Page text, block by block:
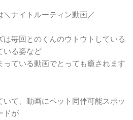
ナイトルーティン動画／
毎回とのくんのウトウトしている
いる姿など
っている動画でとっても癒されます
て、動画にペット同伴可能スポッ
ドが